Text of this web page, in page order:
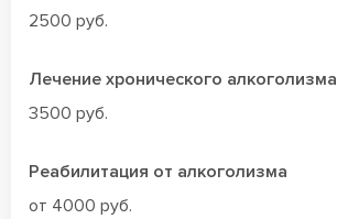
2500 руб.
Лечение хронического алкоголизма
3500 руб.
Реабилитация от алкоголизма
от 4000 руб.